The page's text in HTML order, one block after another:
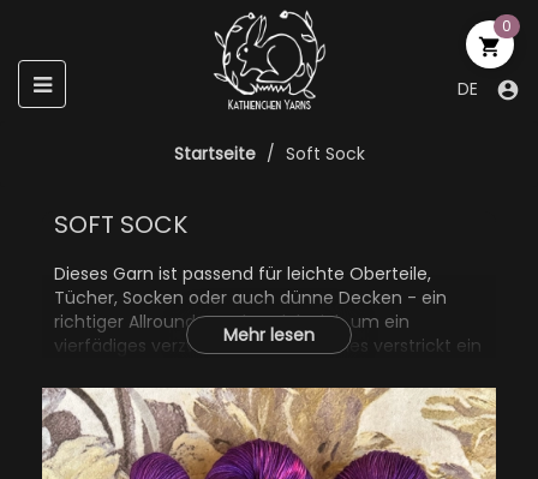
Umschalten
der
☰ 
DE
Startseite Soft Sock
SOFT SOCK
Dieses Garn ist passend für leichte Oberteile,
Tücher, Socken oder auch dünne Decken - ein
richtiger Allrounder. Es handelt sich um ein
vierfädiges verzwirntes Garn, welches verstrickt ein
Durch seine Superwash-Ausrüstung lässt es sich
im Wollwaschgang waschen. Ich empfehle
dennoch Handwäsche, um für eine lange Zeit
Freude an seinem Strickstück zu haben.
Mehr lesen

0